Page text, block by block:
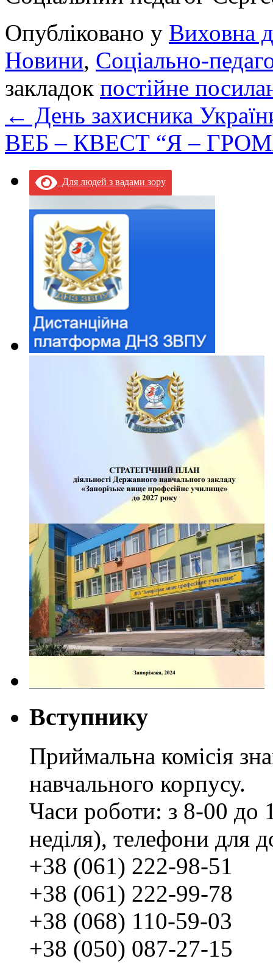
Опубліковано у Виховна
Новини, Соціально-
закладок постійне
← День захисника
ВЕБ – КВЕСТ “Я –
Для людей з вадами зору
Вступнику
Приймальна комісія
навчального корпусу.
Часи роботи: з 8-00 до
неділя), телефони для
+38 (061) 222-98-51
+38 (061) 222-99-78
+38 (068) 110-59-03
+38 (050) 087-27-15